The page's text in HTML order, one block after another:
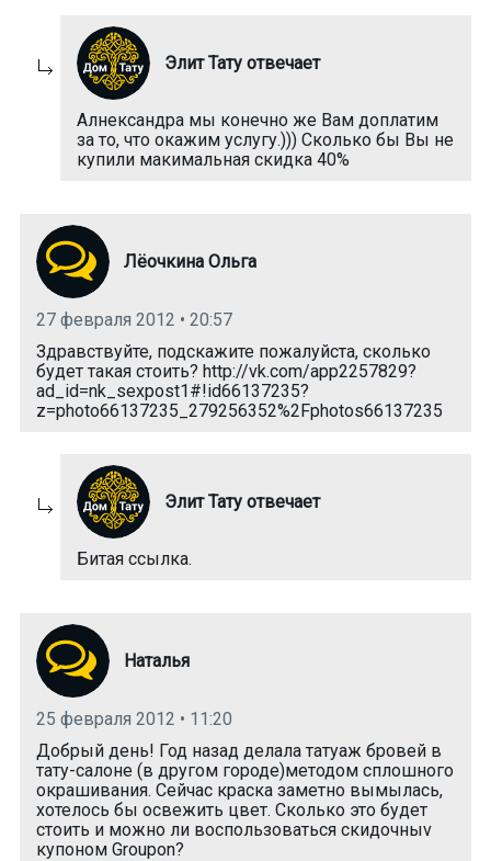
Элит Тату отвечает
Алнександра мы конечно же Вам доплатим
за то, что окажим услугу.))) Сколько бы Вы не
купили макимальная скидка 40%
Лёочкина Ольга
27 февраля 2012 • 20:57
Здравствуйте, подскажите пожалуйста, сколько
будет такая стоить? http://vk.com/app2257829?
ad_id=nk_sexpost1#!id66137235?
z=photo66137235_279256352%2Fphotos66137235
Элит Тату отвечает
Битая ссылка.
Наталья
25 февраля 2012 • 11:20
Добрый день! Год назад делала татуаж бровей в
тату-салоне (в другом городе)методом сплошного
окрашивания. Сейчас краска заметно вымылась,
хотелось бы освежить цвет. Сколько это будет
стоить и можно ли воспользоваться скидочныv
купоном Groupon?